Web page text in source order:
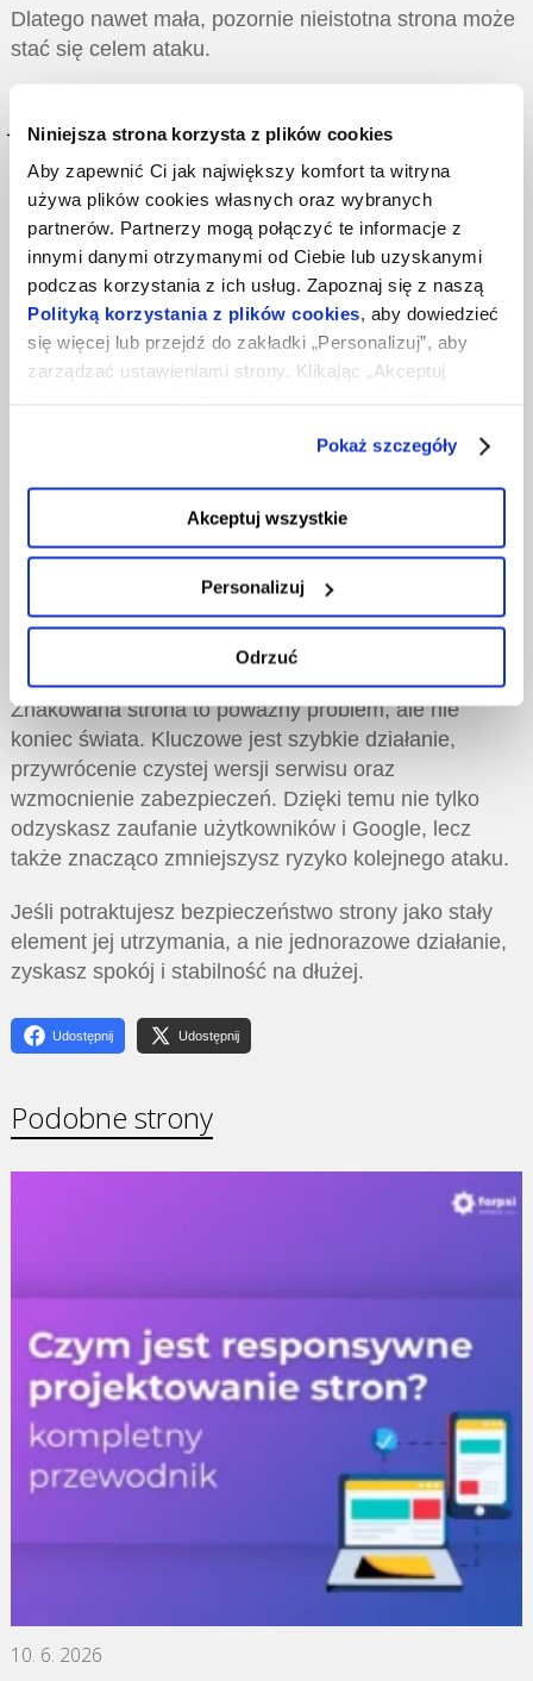
Niniejsza strona korzysta z plików cookies
Aby zapewnić Ci jak największy komfort ta witryna
używa plików cookies własnych oraz wybranych
partnerów. Partnerzy mogą połączyć te informacje z
innymi danymi otrzymanymi od Ciebie lub uzyskanymi
podczas korzystania z ich usług. Zapoznaj się z naszą
Polityką korzystania z plików cookies, aby dowiedzieć
się więcej lub przejdź do zakładki „Personalizuj”, aby
zarządzać ustawieniami strony. Klikając „Akceptuj
akceptujesz przechowywanie tylko niezbędnych plików
cookies.
Pokaż szczegóły
Akceptuj wszystkie
Personalizuj
Odrzuć
Dlatego nawet mała, pozornie nieistotna strona może
stać się celem ataku.
Jak zabezpieczyć stronę po
włamaniu?
Gdy sytuacja jest już opanowana, czas na wnioski.
Aby uniknąć podobnych problemów w przyszłości:
regularnie aktualizuj CMS, motywy i wtyczki,
wykonuj automatyczne kopie zapasowe,
ogranicz liczbę kont administracyjnych,
firewall aplikacyjny.
ratowanie zhakowanej strony.
Zhakowana strona to poważny problem, ale nie
koniec świata. Kluczowe jest szybkie działanie,
przywrócenie czystej wersji serwisu oraz
wzmocnienie zabezpieczeń. Dzięki temu nie tylko
odzyskasz zaufanie użytkowników i Google, lecz
także znacząco zmniejszysz ryzyko kolejnego ataku.
Jeśli potraktujesz bezpieczeństwo strony jako stały
element jej utrzymania, a nie jednorazowe działanie,
zyskasz spokój i stabilność na dłużej.
Udostępnij Udostępnij
Podobne strony
10. 6. 2026